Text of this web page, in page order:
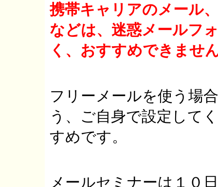
携帯キャリアのメール
などは、迷惑メールフ
く、おすすめできませ
フリーメールを使う場
う、ご自身で設定して
すめです。
メールセミナーは１０